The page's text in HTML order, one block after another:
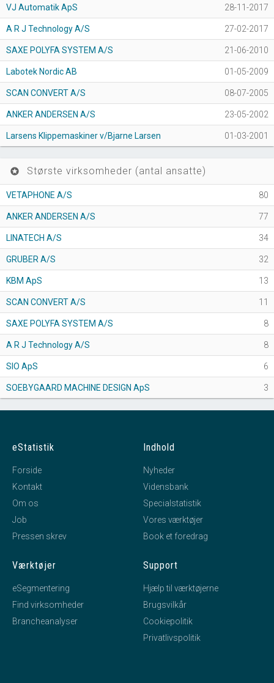
VJ Automatik ApS 28-11-2017
A R J Technology A/S 27-02-2017
SAXE POLYFA SYSTEM A/S 21-06-2010
Labotek Nordic AB 01-05-2009
SCAN CONVERT A/S 08-07-2005
ANKER ANDERSEN A/S 23-05-2002
Larsens Klippemaskiner v/Bjarne Larsen 01-03-2001
stars Største virksomheder (antal ansatte)
VETAPHONE A/S 80
ANKER ANDERSEN A/S 77
LINATECH A/S 34
GRUBER A/S 32
KBM ApS 13
SCAN CONVERT A/S 11
SAXE POLYFA SYSTEM A/S 8
A R J Technology A/S 8
SIO ApS 6
SOEBYGAARD MACHINE DESIGN ApS 3
eStatistik
Forside
Kontakt
Om os
Job
Pressen skrev
Indhold
Nyheder
Vidensbank
Specialstatistik
Vores værktøjer
Book et foredrag
Værktøjer
eSegmentering
Find virksomheder
Brancheanalyser
Support
Hjælp til værktøjerne
Brugsvilkår
Cookiepolitik
Privatlivspolitik